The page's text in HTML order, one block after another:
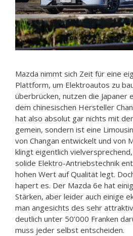
Mazda nimmt sich Zeit für eine
Plattform, um Elektroautos zu
überbrücken, nutzen die Japaner
dem chinesischen Hersteller
hat also absolut gar nichts mit
gemein, sondern ist eine
von Changan entwickelt und von
klingt eigentlich
solide Elektro-Antriebstechnik
hohen Wert auf Qualität legt.
hapert es. Der Mazda 6e hat
Stärken, aber leider auch einige
man angesichts des sehr
deutlich unter 50’000 Franken
muss jeder selbst entscheiden.